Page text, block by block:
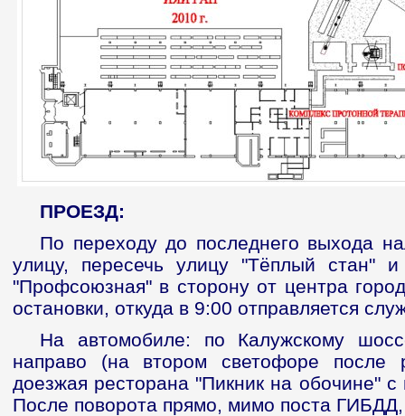
ПРОЕЗД:
По переходу до последнего выхода
улицу, пересечь улицу "Тёплый стан"
"Профсоюзная" в сторону от центра
остановки, откуда в 9:00 отправляется
На автомобиле: по Калужскому
направо (на втором светофоре после
доезжая ресторана "Пикник на обочине"
После поворота прямо, мимо поста